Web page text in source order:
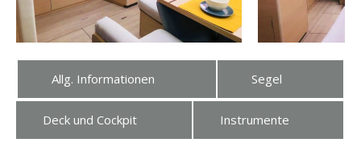
Allg. Informationen Segel
Deck und Cockpit Instrumente